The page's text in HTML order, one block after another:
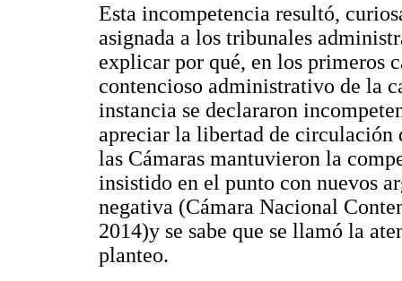
Esta incompetencia resultó,
asignada a los tribunales
explicar por qué, en los primeros
contencioso administrativo de la
instancia se declararon
apreciar la libertad de circulación
las Cámaras mantuvieron la
insistido en el punto con nuevos
negativa (Cámara Nacional
2014)y se sabe que se llamó la
planteo.